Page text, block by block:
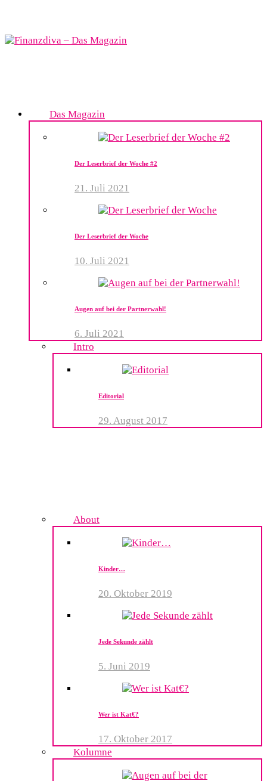
Das Magazin
Der Leserbrief der Woche #2
21. Juli 2021
Der Leserbrief der Woche
10. Juli 2021
Augen auf bei der Partnerwahl!
6. Juli 2021
Intro
Editorial
29. August 2017
About
Kinder…
20. Oktober 2019
Jede Sekunde zählt
5. Juni 2019
Wer ist Kat€?
17. Oktober 2017
Kolumne